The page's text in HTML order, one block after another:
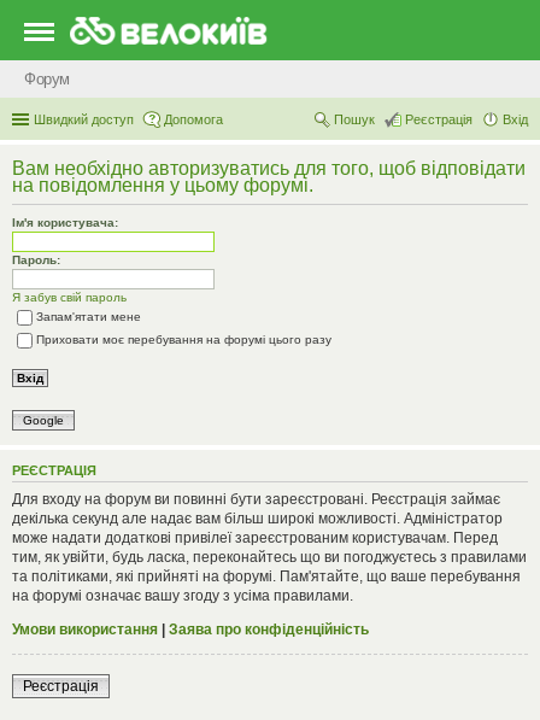
Форум
Швидкий доступ Допомога Вхід
Реєстрація
Пошук
Вам необхідно авторизуватись для того, щоб відповідати
на повідомлення у цьому форумі.
Ім'я користувача:
Пароль:
Я забув свій пароль
Запам'ятати мене
Приховати моє перебування на форумі цього разу
Google
РЕЄСТРАЦІЯ
Для входу на форум ви повинні бути зареєстровані. Реєстрація займає
декілька секунд але надає вам більш широкі можливості. Адміністратор
може надати додаткові привілеї зареєстрованим користувачам. Перед
тим, як увійти, будь ласка, переконайтесь що ви погоджуєтесь з правилами
та політиками, які прийняті на форумі. Пам'ятайте, що ваше перебування
на форумі означає вашу згоду з усіма правилами.
Умови використання | Заява про конфіденційність
Реєстрація